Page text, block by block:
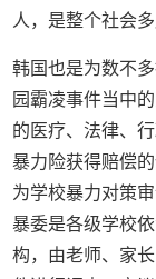
人，是整个社会
韩国也是为数不
园霸凌事件当中
的医疗、法律、
暴力险获得赔偿
为学校暴力对策
暴委是各级学校
构，由老师、家